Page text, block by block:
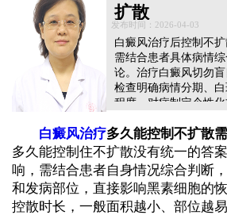
扩散
发布时间：2026-04-03
白癜风治疗后控制不
需结合患者具体病情
论。治疗白癜风切勿
检查明确病情分期、
程度，对症制定个性
医治，不可因短期未
同时，护理保健是控制
晒、避免皮肤外伤，
持良好心态，从多方
制白斑扩散，为后续
白癜风治疗多久能控制不扩散需
多久能控制住不扩散没有统一的答
响，需结合患者自身情况综合判断
和发病部位，直接影响黑素细胞的
控散时长，一般面积越小、部位越